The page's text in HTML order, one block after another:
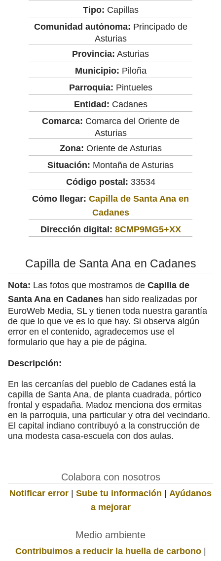
Tipo: Capillas
Comunidad autónoma: Principado de
Asturias
Provincia: Asturias
Municipio: Piloña
Parroquia: Pintueles
Entidad: Cadanes
Comarca: Comarca del Oriente de
Asturias
Zona: Oriente de Asturias
Situación: Montaña de Asturias
Código postal: 33534
Cómo llegar: Capilla de Santa Ana en
Cadanes
Dirección digital: 8CMP9MG5+XX
Capilla de Santa Ana en Cadanes
Nota: Las fotos que mostramos de Capilla de
Santa Ana en Cadanes han sido realizadas por
EuroWeb Media, SL y tienen toda nuestra garantía
de que lo que ve es lo que hay. Si observa algún
error en el contenido, agradecemos use el
formulario que hay a pie de página.
Descripción:
En las cercanías del pueblo de Cadanes está la
capilla de Santa Ana, de planta cuadrada, pórtico
frontal y espadaña. Madoz menciona dos ermitas
en la parroquia, una particular y otra del vecindario.
El capital indiano contribuyó a la construcción de
una modesta casa-escuela con dos aulas.
Colabora con nosotros
Notificar error | Sube tu información | Ayúdanos
a mejorar
Medio ambiente
Contribuimos a reducir la huella de carbono|